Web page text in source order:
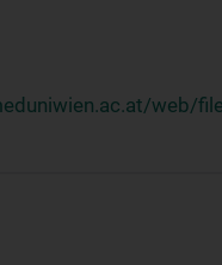
web/